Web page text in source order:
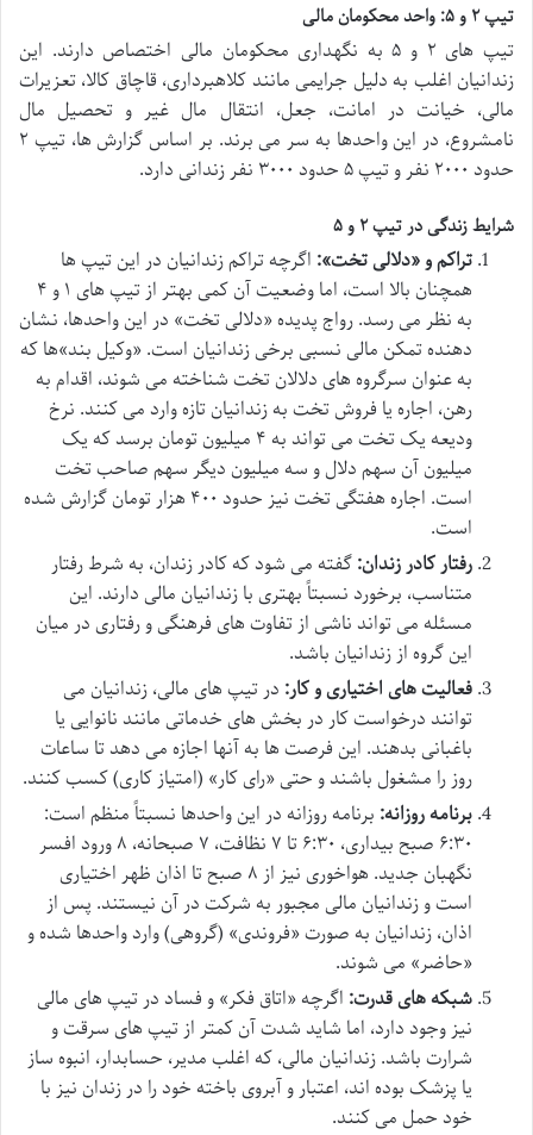
تیپ ۲ و ۵: واحد محکومان مالی
تیپ های ۲ و ۵ به نگهداری محکومان مالی اختصاص دارند. این
زندانیان اغلب به دلیل جرایمی مانند کلاهبرداری، قاچاق کالا، تعزیرات
مالی، خیانت در امانت، جعل، انتقال مال غیر و تحصیل مال
نامشروع، در این واحدها به سر می برند. بر اساس گزارش ها، تیپ ۲
حدود ۲۰۰۰ نفر و تیپ ۵ حدود ۳۰۰۰ نفر زندانی دارد.
شرایط زندگی در تیپ ۲ و ۵
تراکم و «دلالی تخت»: اگرچه تراکم زندانیان در این تیپ ها
همچنان بالا است، اما وضعیت آن کمی بهتر از تیپ های ۱ و ۴
به نظر می رسد. رواج پدیده «دلالی تخت» در این واحدها، نشان
دهنده تمکن مالی نسبی برخی زندانیان است. «وکیل بند»ها که
به عنوان سرگروه های دلالان تخت شناخته می شوند، اقدام به
رهن، اجاره یا فروش تخت به زندانیان تازه وارد می کنند. نرخ
ودیعه یک تخت می تواند به ۴ میلیون تومان برسد که یک
میلیون آن سهم دلال و سه میلیون دیگر سهم صاحب تخت
است. اجاره هفتگی تخت نیز حدود ۴۰۰ هزار تومان گزارش شده
است.
رفتار کادر زندان:گفته می شود که کادر زندان، به شرط رفتار
متناسب، برخورد نسبتاً بهتری با زندانیان مالی دارند. این
مسئله می تواند ناشی از تفاوت های فرهنگی و رفتاری در میان
این گروه از زندانیان باشد.
فعالیت های اختیاری و کار: در تیپ های مالی، زندانیان می
توانند درخواست کار در بخش های خدماتی مانند نانوایی یا
باغبانی بدهند. این فرصت ها به آنها اجازه می دهد تا ساعات
روز را مشغول باشند و حتی «رای کار» (امتیاز کاری) کسب کنند.
برنامه روزانه: برنامه روزانه در این واحدها نسبتاً منظم است:
۶:۳۰ صبح بیداری، ۶:۳۰ تا ۷ نظافت، ۷ صبحانه، ۸ ورود افسر
نگهبان جدید. هواخوری نیز از ۸ صبح تا اذان ظهر اختیاری
است و زندانیان مالی مجبور به شرکت در آن نیستند. پس از
اذان، زندانیان به صورت «فروندی» (گروهی) وارد واحدها شده و
«حاضر» می شوند.
شبکه های قدرت: اگرچه «اتاق فکر» و فساد در تیپ های مالی
نیز وجود دارد، اما شاید شدت آن کمتر از تیپ های سرقت و
شرارت باشد. زندانیان مالی، که اغلب مدیر، حسابدار، انبوه ساز
یا پزشک بوده اند، اعتبار و آبروی باخته خود را در زندان نیز با
خود حمل می کنند.